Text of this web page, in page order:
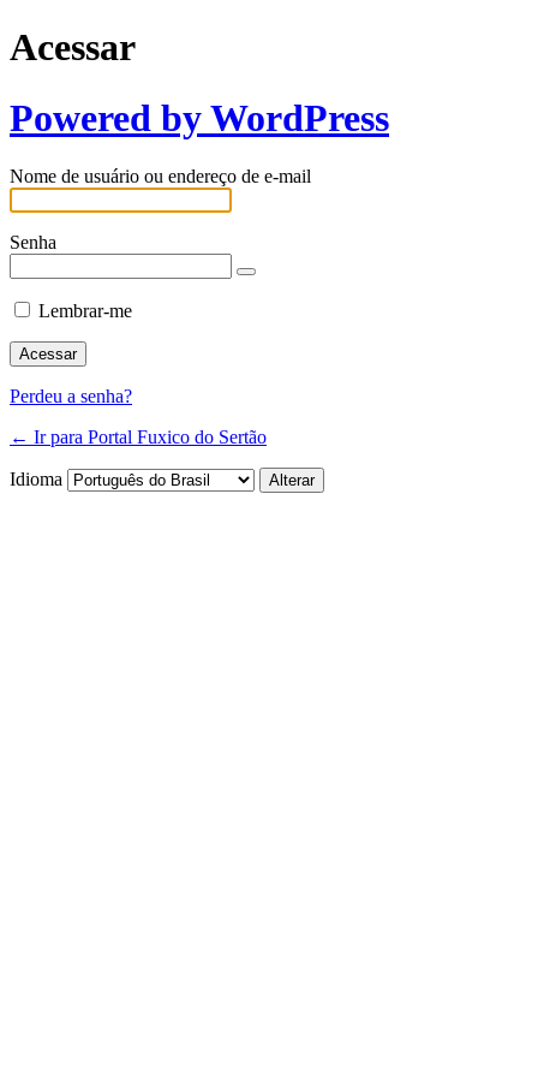
Acessar
Powered by WordPress
Nome de usuário ou endereço de e-mail
Senha
Lembrar-me
Perdeu a senha?
← Ir para Portal Fuxico do Sertão
Idioma